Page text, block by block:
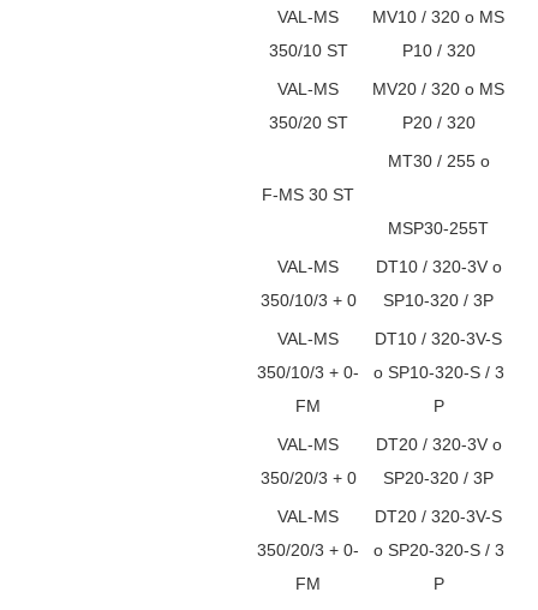
VAL-MS
350/10 ST
MV10 / 320 o MS
P10 / 320
VAL-MS
350/20 ST
MV20 / 320 o MS
P20 / 320
F-MS 30 ST
MT30 / 255 o
MSP30-255T
VAL-MS
350/10/3 + 0
DT10 / 320-3V o
SP10-320 / 3P
VAL-MS
350/10/3 + 0-
FM
DT10 / 320-3V-S
o SP10-320-S / 3
P
VAL-MS
350/20/3 + 0
DT20 / 320-3V o
SP20-320 / 3P
VAL-MS
350/20/3 + 0-
FM
DT20 / 320-3V-S
o SP20-320-S / 3
P